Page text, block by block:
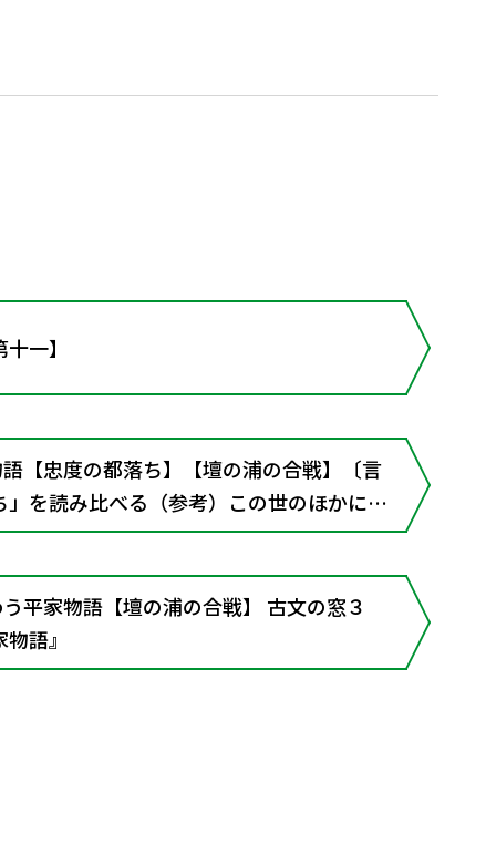
一】
【忠度の都落ち】【壇の浦の合戦】〔言
」を読み比べる（参考）この世のほかに
文の窓 2 『平家物語』諸本と『建礼門院
乱世
平家物語【壇の浦の合戦】 古文の窓３
語』